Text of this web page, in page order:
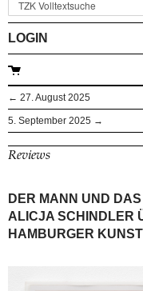
LOGIN
← 27. August 2025
5. September 2025 →
Reviews
DER MANN UND
ALICJA SCHINDLER
HAMBURGER